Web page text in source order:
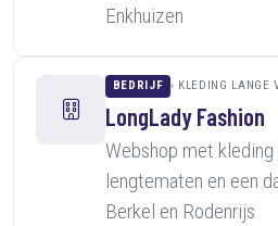
Enkhuizen
BEDRIJF KLEDING LANGE
LongLady Fashion
Webshop met kleding
lengtematen en een
Berkel en Rodenrijs